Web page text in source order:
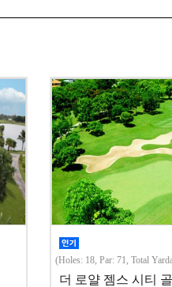
(Holes: 18, Par: 71, Total
더 로얄 젬스 시티